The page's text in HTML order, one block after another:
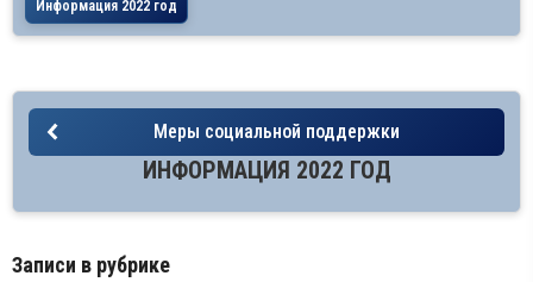
Информация 2022 год
Меры социальной поддержки
ИНФОРМАЦИЯ 2022 ГОД
Записи в рубрике